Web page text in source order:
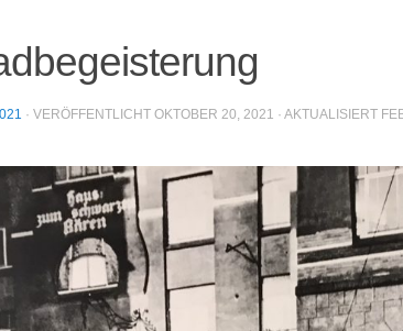
· VERÖFFENTLICHT OKTOBER 20, 2021 · AKTUALISIERT